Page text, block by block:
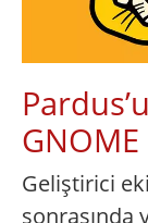
Geliştirici
sonrasında